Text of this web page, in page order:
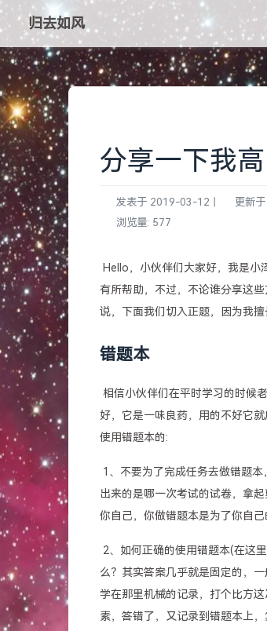
归去如风
分享一下我
发表于 2019-03-12 更新于
浏览量: 577
Hello，小伙伴们大家好，我是
有所帮助，不过，不论谁分享这
说，下面我们切入正题，因为我
错题本
相信小伙伴们在平时学习的时候
好，它是一味良药，用的不好它
使用错题本的:
1、不要为了完成任务去做错题
出来的是哪一次考试的试卷，拿
你自己，你做错题本是为了你自
2、如何正确的使用错题本(在这
么？其实答案几乎就是固定的，
学在那里机械的记录，打个比方
素，答错了，又记录到错题本上